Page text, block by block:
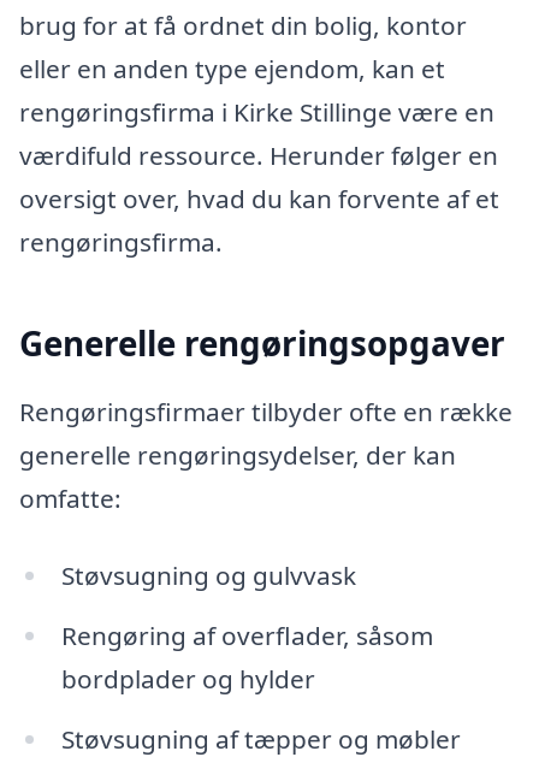
brug for at få ordnet din bolig, kontor
eller en anden type ejendom, kan et
rengøringsfirma i Kirke Stillinge være en
værdifuld ressource. Herunder følger en
oversigt over, hvad du kan forvente af et
rengøringsfirma.
Generelle rengøringsopgaver
Rengøringsfirmaer tilbyder ofte en række
generelle rengøringsydelser, der kan
omfatte:
Støvsugning og gulvvask
Rengøring af overflader, såsom
bordplader og hylder
Støvsugning af tæpper og møbler